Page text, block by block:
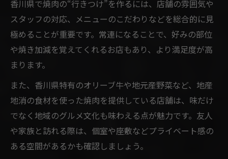
香川県で焼肉の“行きつけ”を作るには、店舗の雰囲気や
スタッフの対応、メニューのこだわりなどを総合的に見
極めることが重要です。常連になることで、好みの部位
や焼き加減を覚えてくれるお店もあり、より満足度が高
まります。
また、香川県特有のオリーブ牛や地元産野菜など、地産
地消の食材を使った焼肉を提供している店舗は、味だけ
でなく地域のグルメ文化も味わえる点が魅力です。友人
や家族と訪れる際は、個室や座敷などプライベート感の
ある空間があるかも確認しましょう。